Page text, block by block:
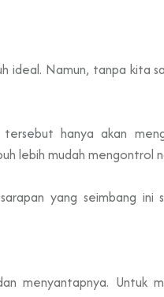
ideal. Namun, tanpa kita
hanya akan
lebih mudah mengontrol
yang seimbang ini
menyantapnya. Untuk